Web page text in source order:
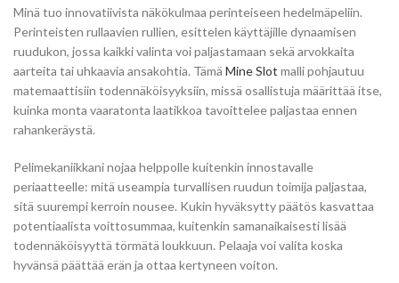
Minä tuo innovatiivista näkökulmaa perinteiseen hedelmäpeliin.
Perinteisten rullaavien rullien, esittelen käyttäjille dynaamisen
ruudukon, jossa kaikki valinta voi paljastamaan sekä arvokkaita
aarteita tai uhkaavia ansakohtia. Tämä Mine Slot malli pohjautuu
matemaattisiin todennäköisyyksiin, missä osallistuja määrittää itse,
kuinka monta vaaratonta laatikkoa tavoittelee paljastaa ennen
rahankeräystä.
Pelimekaniikkani nojaa helppolle kuitenkin innostavalle
periaatteelle: mitä useampia turvallisen ruudun toimija paljastaa,
sitä suurempi kerroin nousee. Kukin hyväksytty päätös kasvattaa
potentiaalista voittosummaa, kuitenkin samanaikaisesti lisää
todennäköisyyttä törmätä loukkuun. Pelaaja voi valita koska
hyvänsä päättää erän ja ottaa kertyneen voiton.